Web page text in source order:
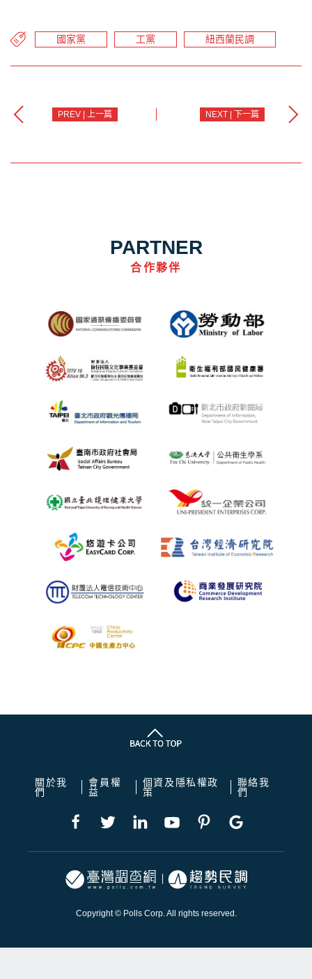
國家黨 工黨 紐西蘭民調
PREV | 上一篇 NEXT | 下一篇
PARTNER
合作夥伴
關於我
們
會員權
益
個資及隱私權政
策
聯絡我
們
Copyright © Polls Corp. All rights reserved.